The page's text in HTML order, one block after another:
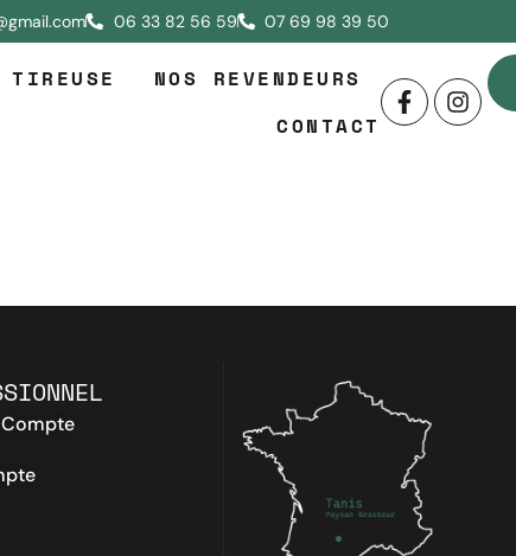
06 33 82 56 59 07 69 98 39 50
TIREUSE
NOS REVENDEURS
CONTACT